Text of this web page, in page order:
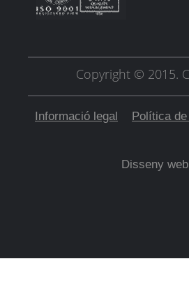
Copyright © 2015.
Informació legal Política
Disseny